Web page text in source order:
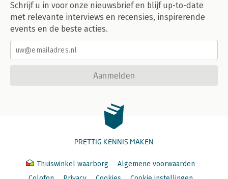
Schrijf u in voor onze nieuwsbrief en blijf up-to-date
met relevante interviews en recensies, inspirerende
events en de beste acties.
Aanmelden
PRETTIG KENNIS MAKEN
Thuiswinkel waarborg
Algemene voorwaarden